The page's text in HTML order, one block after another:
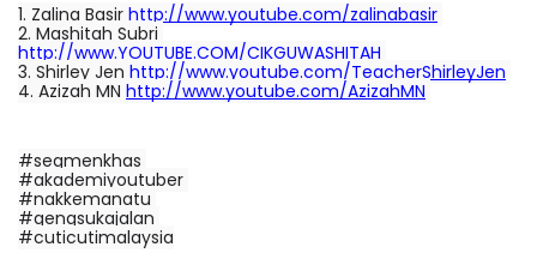
1. Zalina Basir http://www.youtube.com/zalinabasir
http://www.YOUTUBE.COM/CIKGUWASHITAH
3. Shirley Jen http://www.youtube.com/TeacherShirleyJen
4. Azizah MN http://www.youtube.com/AzizahMN
#segmenkhas
#akademiyoutuber
#nakkemanatu
#gengsukajalan
#cuticutimalaysia